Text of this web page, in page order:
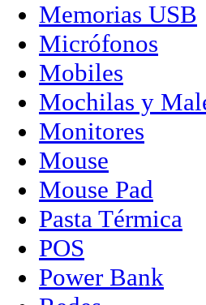
Memorias USB
Micrófonos
Mobiles
Mochilas y
Monitores
Mouse
Mouse Pad
Pasta Térmica
POS
Power Bank